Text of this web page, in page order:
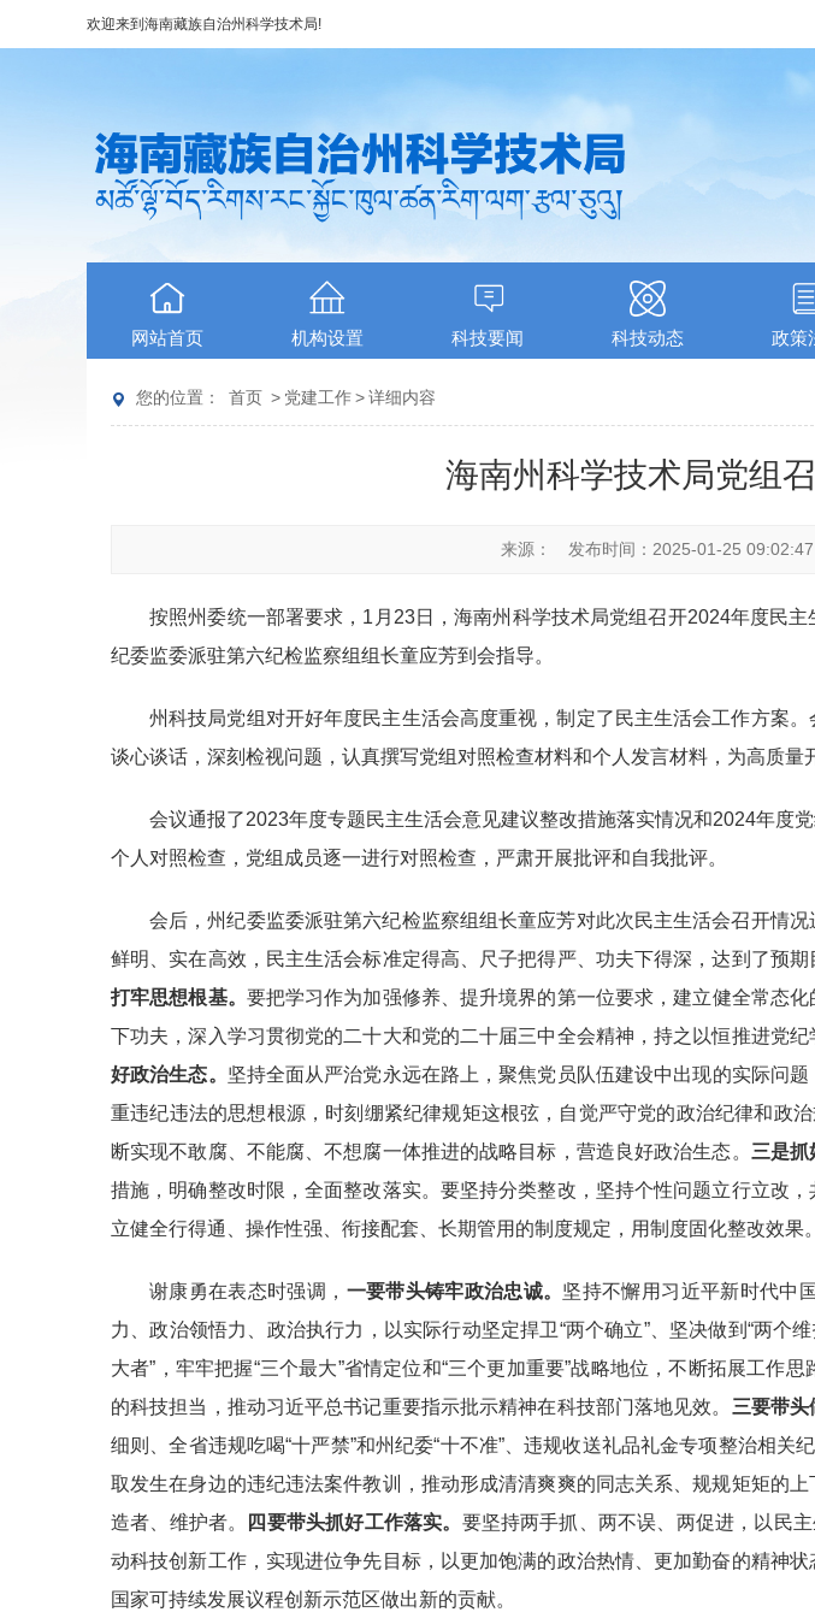
欢迎来到 海南藏族自治州科学技术局!
网站首页 机构设置 科技要闻 科技动态 政策
您的位置： 首页 > 党建工作>详细内容
海南州科学技术局党组
来源： 发布时间：2025-01-25 09:02:47
按照州委统一部署要求，1月23日，海南州科学技术局党组召开2024年度民
纪委监委派驻第六纪检监察组组长童应芳到会指导。
州科技局党组对开好年度民主生活会高度重视，制定了民主生活会工作方案
谈心谈话，深刻检视问题，认真撰写党组对照检查材料和个人发言材料，为高质量
会议通报了2023年度专题民主生活会意见建议整改措施落实情况和2024年度
个人对照检查，党组成员逐一进行对照检查，严肃开展批评和自我批评。
会后，州纪委监委派驻第六纪检监察组组长童应芳对此次民主生活会召开情
鲜明、实在高效，民主生活会标准定得高、尺子把得严、功夫下得深，达到了预
打牢思想根基。 要把学习作为加强修养、提升境界的第一位要求，建立健全常态
下功夫，深入学习贯彻党的二十大和党的二十届三中全会精神，持之以恒推进党
好政治生态。 坚持全面从严治党永远在路上，聚焦党员队伍建设中出现的实际问
重违纪违法的思想根源，时刻绷紧纪律规矩这根弦，自觉严守党的政治纪律和政
断实现不敢腐、不能腐、不想腐一体推进的战略目标，营造良好政治生态。 三是抓
措施，明确整改时限，全面整改落实。要坚持分类整改，坚持个性问题立行立改
立健全行得通、操作性强、衔接配套、长期管用的制度规定，用制度固化整改效果。
谢康勇在表态时强调， 一要带头铸牢政治忠诚。 坚持不懈用习近平新时代中
力、政治领悟力、政治执行力，以实际行动坚定捍卫“两个确立”、坚决做到“两个维
大者”，牢牢把握“三个最大”省情定位和“三个更加重要”战略地位，不断拓展工
的科技担当，推动习近平总书记重要指示批示精神在科技部门落地见效。 三要带头
细则、全省违规吃喝“十严禁”和州纪委“十不准”、违规收送礼品礼金专项整治相
取发生在身边的违纪违法案件教训，推动形成清清爽爽的同志关系、规规矩矩的
造者、维护者。
四要带头抓好工作落实。 要坚持两手抓、两不误、两促进，以民
动科技创新工作，实现进位争先目标，以更加饱满的政治热情、更加勤奋的精神
国家可持续发展议程创新示范区做出新的贡献。